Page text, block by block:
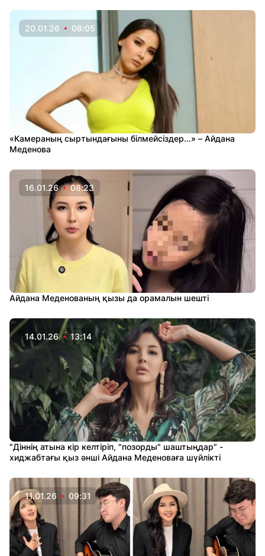
20.01.26 08:05
«Камераның сыртындағыны білмейсіздер...» – Айдана
Меденова
16.01.26 08:23
Айдана Меденованың қызы да орамалын шешті
14.01.26 13:14
"Діннің атына кір келтіріп, "позорды" шаштыңдар" -
хиджабтағы қыз әнші Айдана Меденоваға шүйлікті
11.01.26 09:31